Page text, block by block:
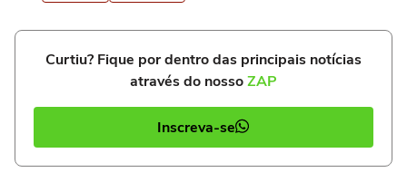
Curtiu? Fique por dentro das principais notícias
através do nossoZAP
Inscreva-se